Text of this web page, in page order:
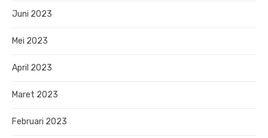
Juni 2023
Mei 2023
April 2023
Maret 2023
Februari 2023